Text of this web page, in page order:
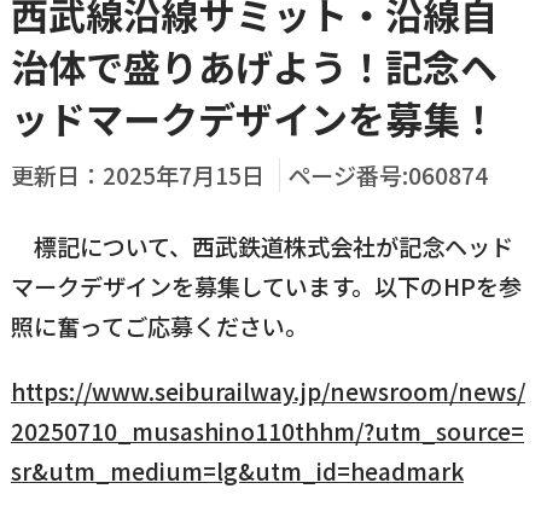
育児／子育て
予防接種／健診など
入学／転入学
障がいのある方
住民票 町税
印鑑登録 戸籍の届出
国民健康保険 マイナンバー
各種申請書
よく利用されているコンテンツ
横瀬町の施設
横瀬のふるさと納税
横瀬町の観光
小児科オンライン
暮らし・手続き・
健康・福祉
子育て・教育・生
涯学習
施設・文化 事業者の方向け
横瀬町役場
西武線沿線サミット・沿線自
治体で盛りあげよう！記念ヘ
ッドマークデザインを募集！
更新日： 2025年7月15日 ページ番号:060874
標記について、西武鉄道株式会社が記念ヘッド
マークデザインを募集しています。以下のHPを参
照に奮ってご応募ください。
https://www.seiburailway.jp/newsroom/news/
20250710_musashino110thhm/?utm_source=
sr&utm_medium=lg&utm_id=headmark